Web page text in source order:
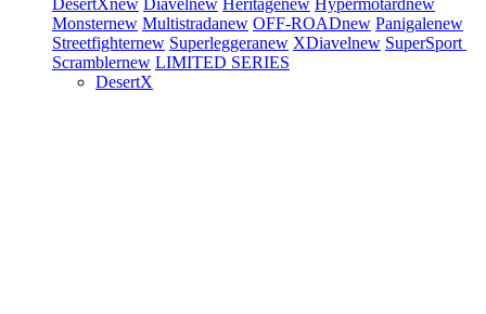
DesertXnew Diavelnew Heritagenew Hypermotardnew
Monsternew Multistradanew OFF-ROADnew Panigalenew
Streetfighternew Superleggeranew XDiavelnew SuperSport
Scramblernew LIMITED SERIES
DesertX